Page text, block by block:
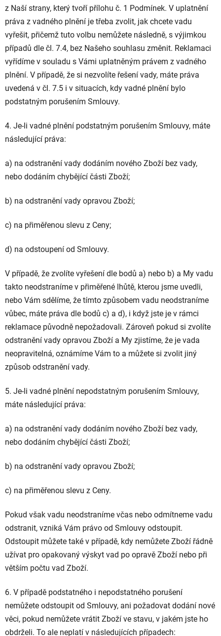
z Naší strany, který tvoří přílohu č. 1 Podmínek. V uplatnění
práva z vadného plnění je třeba zvolit, jak chcete vadu
vyřešit, přičemž tuto volbu nemůžete následně, s výjimkou
případů dle čl. 7.4, bez Našeho souhlasu změnit. Reklamaci
vyřídíme v souladu s Vámi uplatněným právem z vadného
plnění. V případě, že si nezvolíte řešení vady, máte práva
uvedená v čl. 7.5 i v situacích, kdy vadné plnění bylo
podstatným porušením Smlouvy.
4. Je-li vadné plnění podstatným porušením Smlouvy, máte
následující práva:
a) na odstranění vady dodáním nového Zboží bez vady,
nebo dodáním chybějící části Zboží;
b) na odstranění vady opravou Zboží;
c) na přiměřenou slevu z Ceny;
d) na odstoupení od Smlouvy.
V případě, že zvolíte vyřešení dle bodů a) nebo b) a My vadu
takto neodstraníme v přiměřené lhůtě, kterou jsme uvedli,
nebo Vám sdělíme, že tímto způsobem vadu neodstraníme
vůbec, máte práva dle bodů c) a d), i když jste je v rámci
reklamace původně nepožadovali. Zároveň pokud si zvolíte
odstranění vady opravou Zboží a My zjistíme, že je vada
neopravitelná, oznámíme Vám to a můžete si zvolit jiný
způsob odstranění vady.
5. Je-li vadné plnění nepodstatným porušením Smlouvy,
máte následující práva:
a) na odstranění vady dodáním nového Zboží bez vady,
nebo dodáním chybějící části Zboží;
b) na odstranění vady opravou Zboží;
c) na přiměřenou slevu z Ceny.
Pokud však vadu neodstraníme včas nebo odmítneme vadu
odstranit, vzniká Vám právo od Smlouvy odstoupit.
Odstoupit můžete také v případě, kdy nemůžete Zboží řádně
užívat pro opakovaný výskyt vad po opravě Zboží nebo při
větším počtu vad Zboží.
6. V případě podstatného i nepodstatného porušení
nemůžete odstoupit od Smlouvy, ani požadovat dodání nové
věci, pokud nemůžete vrátit Zboží ve stavu, v jakém jste ho
obdrželi. To ale neplatí v následujících případech: